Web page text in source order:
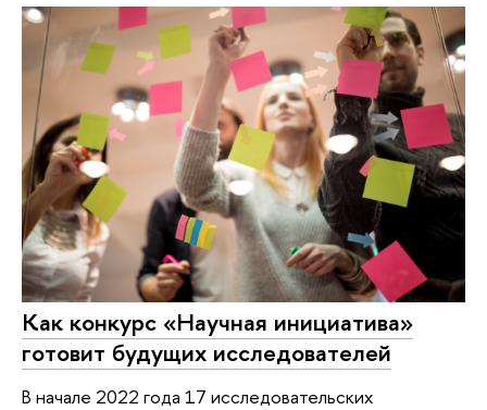
Как конкурс «Научная инициатива»
готовит будущих исследователей
В начале 2022 года 17 исследовательских